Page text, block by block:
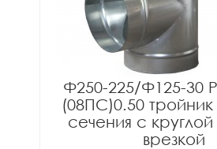
Ф250-225/Ф125-30
(08ПС)0.50 тройник
сечения с
врезкой